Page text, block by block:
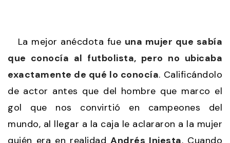
La mejor anécdota fue una mujer que sabía
que conocía al futbolista, pero no ubicaba
exactamente de qué lo conocía. Calificándolo
de actor antes que del hombre que marco el
gol que nos convirtió en campeones del
mundo, al llegar a la caja le aclararon a la mujer